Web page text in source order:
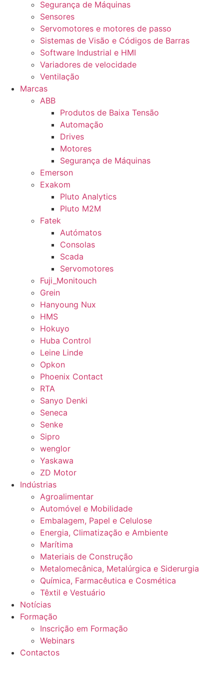
Segurança de Máquinas
Sensores
Servomotores e motores de passo
Sistemas de Visão e Códigos de Barras
Software Industrial e HMI
Variadores de velocidade
Ventilação
Marcas
ABB
Produtos de Baixa Tensão
Automação
Drives
Motores
Segurança de Máquinas
Emerson
Exakom
Pluto Analytics
Pluto M2M
Fatek
Autómatos
Consolas
Scada
Servomotores
Fuji_Monitouch
Grein
Hanyoung Nux
HMS
Hokuyo
Huba Control
Leine Linde
Opkon
Phoenix Contact
RTA
Sanyo Denki
Seneca
Senke
Sipro
wenglor
Yaskawa
ZD Motor
Indústrias
Agroalimentar
Automóvel e Mobilidade
Embalagem, Papel e Celulose
Energia, Climatização e Ambiente
Marítima
Materiais de Construção
Metalomecânica, Metalúrgica e Siderurgia
Química, Farmacêutica e Cosmética
Têxtil e Vestuário
Notícias
Formação
Inscrição em Formação
Webinars
Contactos